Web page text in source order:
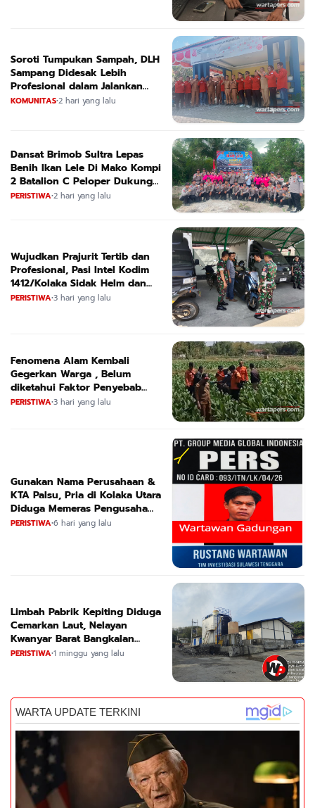
Soroti Tumpukan Sampah, DLH
Sampang Didesak Lebih
Profesional dalam Jalankan
Tugas
KOMUNITAS•2 hari yang lalu
Dansat Brimob Sultra Lepas
Benih Ikan Lele Di Mako Kompi
2 Batalion C Peloper Dukung
ketahanan Pangan Nasional
PERISTIWA•2 hari yang lalu
Wujudkan Prajurit Tertib dan
Profesional, Pasi Intel Kodim
1412/Kolaka Sidak Helm dan
Kendaraan
PERISTIWA•3 hari yang lalu
Fenomena Alam Kembali
Gegerkan Warga , Belum
diketahui Faktor Penyebab
Suara
PERISTIWA•3 hari yang lalu
Gunakan Nama Perusahaan &
KTA Palsu, Pria di Kolaka Utara
Diduga Memeras Pengusaha
Tambang dan Minyak
PERISTIWA•6 hari yang lalu
Limbah Pabrik Kepiting Diduga
Cemarkan Laut, Nelayan
Kwanyar Barat Bangkalan
Desak DLH Turun Tangan
PERISTIWA•1 minggu yang lalu